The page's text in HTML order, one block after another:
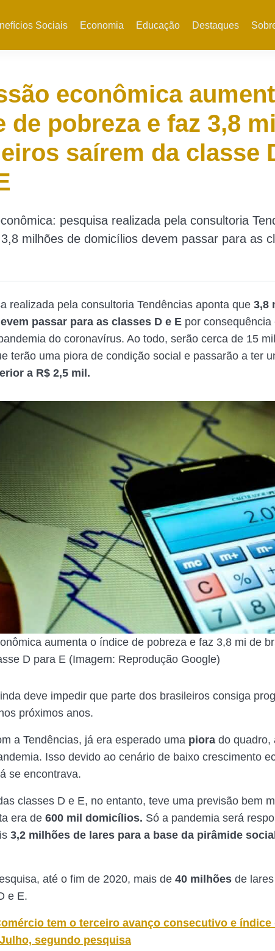
Sociais Economia Educação Destaques
econômica
de pobreza e faz 3,8
saírem da classe
pesquisa realizada pela consultoria
milhões de domicílios devem passar para as
realizada pela consultoria Tendências aponta que 3,8
passar para as classes D e E por consequência
do coronavírus. Ao todo, serão cerca de 15
terão uma piora de condição social e passarão a ter
a R$ 2,5 mil.
aumenta o índice de pobreza e faz 3,8 mi de
D para E (Imagem: Reprodução Google)
deve impedir que parte dos brasileiros consiga
próximos anos.
a Tendências, já era esperado uma piora do quadro,
Isso devido ao cenário de baixo crescimento
se encontrava.
classes D e E, no entanto, teve uma previsão bem
era de 600 mil domicílios. Só a pandemia será
3,2 milhões de lares para a base da pirâmide social
até o fim de 2020, mais de 40 milhões de
e E.
tem o terceiro avanço consecutivo e índice
segundo pesquisa